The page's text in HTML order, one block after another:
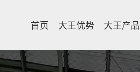
首页 大王优势 大王产品